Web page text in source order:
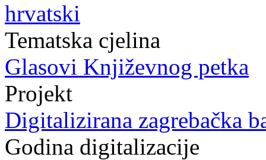
hrvatski
Tematska cjelina
Glasovi Književnog petka
Projekt
Digitalizirana zagrebačka
Godina digitalizacije